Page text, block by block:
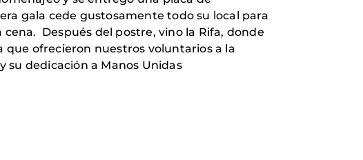
gala cede gustosamente todo su local para
Después del postre, vino la Rifa, donde
que ofrecieron nuestros voluntarios a la
su dedicación a Manos Unidas